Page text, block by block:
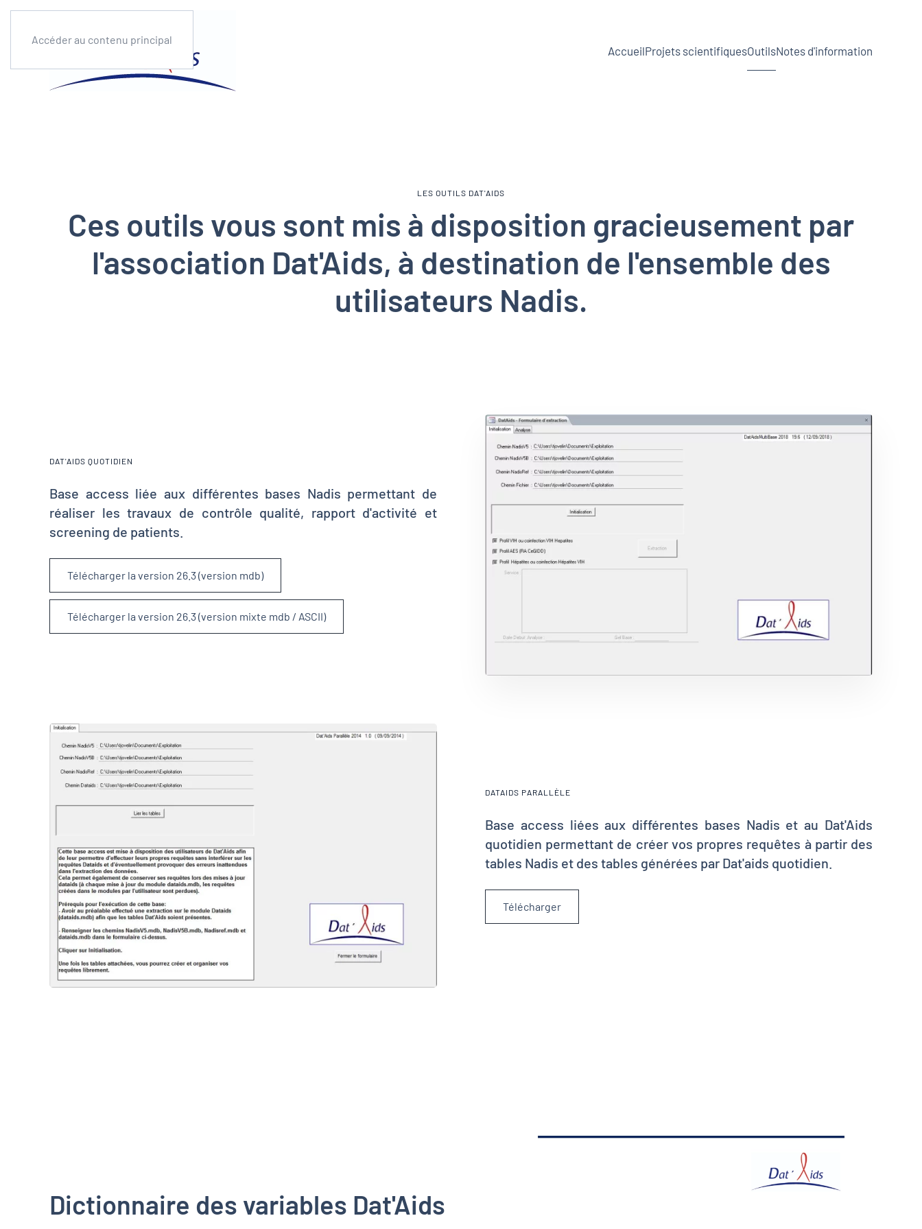
Accéder au contenu principal
AccueilProjets scientifiquesOutilsNotes d'information
LES OUTILS DAT'AIDS
Ces outils vous sont mis à disposition gracieusement par
l'association Dat'Aids, à destination de l'ensemble des
utilisateurs Nadis.
DAT'AIDS QUOTIDIEN
Base access liée aux différentes bases Nadis permettant de
réaliser les travaux de contrôle qualité, rapport d'activité et
screening de patients.
Télécharger la version 26.3 (version mdb)
Télécharger la version 26.3 (version mixte mdb / ASCII)
DATAIDS PARALLÈLE
Base access liées aux différentes bases Nadis et au Dat'Aids
quotidien permettant de créer vos propres requêtes à partir des
tables Nadis et des tables générées par Dat'aids quotidien.
Télécharger
Dictionnaire des variables Dat'Aids